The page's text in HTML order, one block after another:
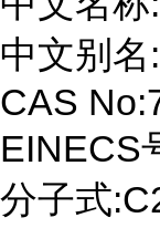
中文别名
CAS
EINECS
分子式